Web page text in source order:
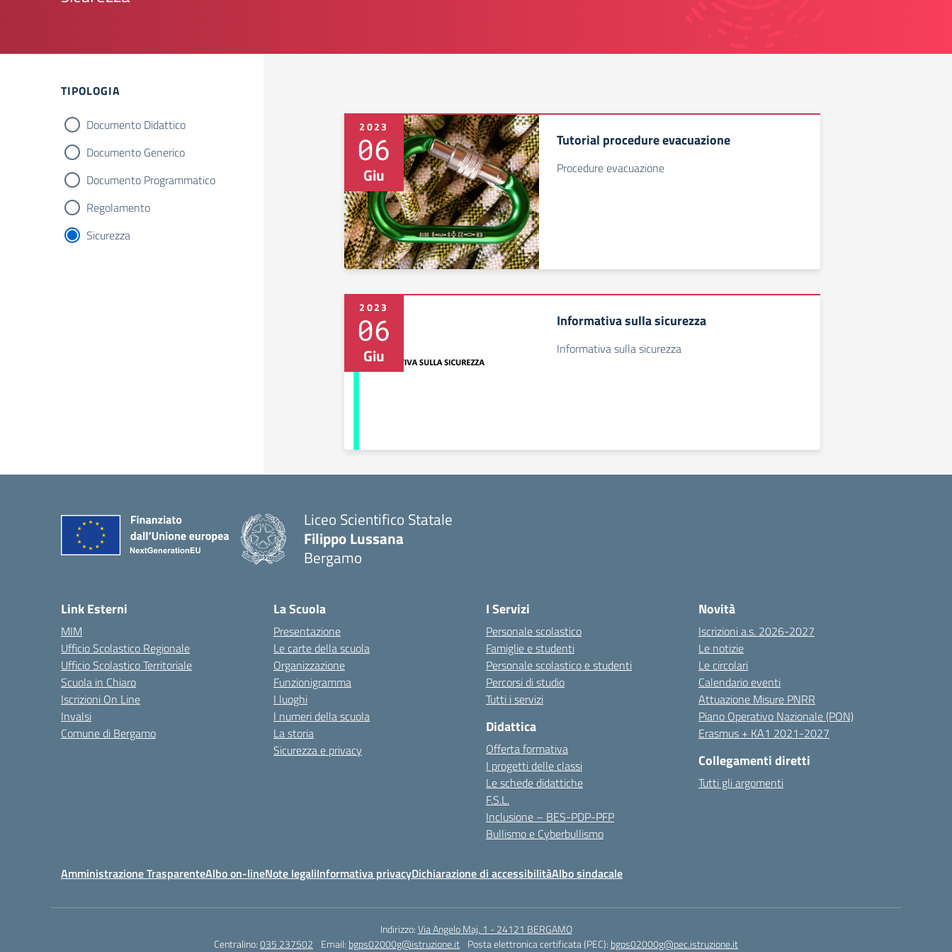
Filtri
TIPOLOGIA
Documento Didattico
Documento Generico
Documento Programmatico
Regolamento
Sicurezza
2023
06
Giu
Tutorial procedure evacuazione
Procedure evacuazione
2023
06
Giu
Informativa sulla sicurezza
Informativa sulla sicurezza
Liceo Scientifico Statale
Filippo Lussana
Bergamo
Link Esterni
MIM
Ufficio Scolastico Regionale
Ufficio Scolastico Territoriale
Scuola in Chiaro
Iscrizioni On Line
Invalsi
Comune di Bergamo
La Scuola
Presentazione
Le carte della scuola
Organizzazione
Funzionigramma
I luoghi
I numeri della scuola
La storia
Sicurezza e privacy
I Servizi
Personale scolastico
Famiglie e studenti
Personale scolastico e studenti
Percorsi di studio
Tutti i servizi
Didattica
Offerta formativa
I progetti delle classi
Le schede didattiche
F.S.L.
Inclusione – BES-PDP-PFP
Bullismo e Cyberbullismo
Novità
Iscrizioni a.s. 2026-2027
Le notizie
Le circolari
Calendario eventi
Attuazione Misure PNRR
Piano Operativo Nazionale (PON)
Erasmus + KA1 2021-2027
Collegamenti diretti
Tutti gli argomenti
Amministrazione TrasparenteAlbo on-lineNote legaliInformativa privacyDichiarazione di accessibilitàAlbo sindacale
Indirizzo:Via Angelo Maj, 1 - 24121 BERGAMO
Centralino:035 237502 Email: bgps02000g@istruzione.it Posta elettronica certificata (PEC): bgps02000g@pec.istruzione.it